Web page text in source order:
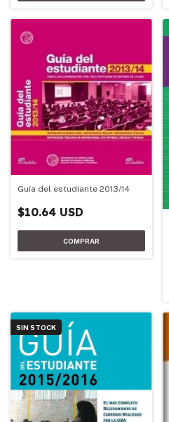
Guía del estudiante 2013/14
$10.64 USD
SIN STOCK